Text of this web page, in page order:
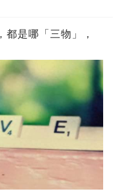
都是哪「三物」，